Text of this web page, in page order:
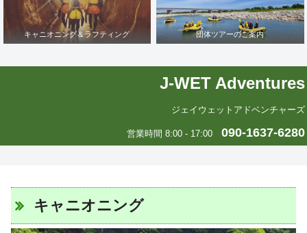
キャニオニング＆ラフティング 団体ツアーのご案内
J-WET Adventures
ジェイウェットアドベンチャーズ
営業時間 8:00 - 17:00 090-1637-6280
キャニオニング